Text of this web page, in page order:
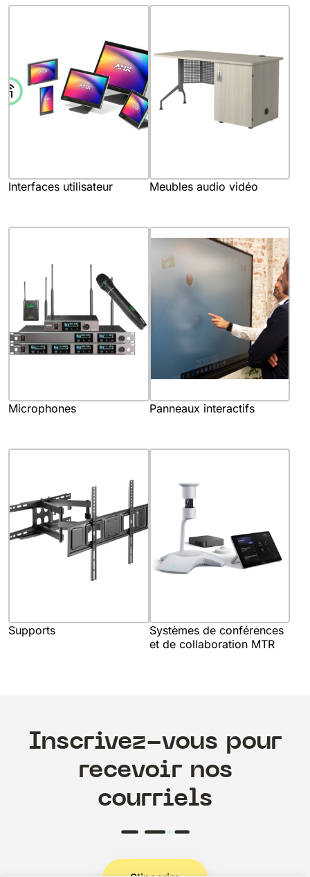
Interfaces utilisateur Meubles audio vidéo
Microphones Panneaux interactifs
Supports
Systèmes de conférences
et de collaboration MTR
Inscrivez-vous pour
recevoir nos
courriels